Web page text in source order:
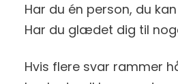
Har du én person, du
Har du glædet dig til
Hvis flere svar rammer